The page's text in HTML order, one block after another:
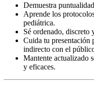
Demuestra
Aprende los
pediátrica.
Sé ordenado, discreto
Cuida tu presentación
indirecto con el
Mantente actualizado
y eficaces.